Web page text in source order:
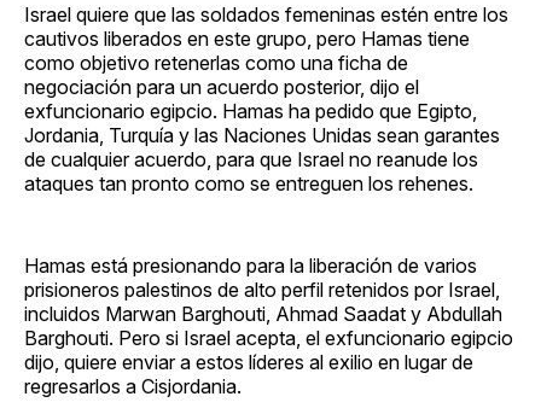
Israel quiere que las soldados femeninas estén entre los
cautivos liberados en este grupo, pero Hamas tiene
como objetivo retenerlas como una ficha de
negociación para un acuerdo posterior, dijo el
exfuncionario egipcio. Hamas ha pedido que Egipto,
Jordania, Turquía y las Naciones Unidas sean garantes
de cualquier acuerdo, para que Israel no reanude los
ataques tan pronto como se entreguen los rehenes.
Hamas está presionando para la liberación de varios
prisioneros palestinos de alto perfil retenidos por Israel,
incluidos Marwan Barghouti, Ahmad Saadat y Abdullah
Barghouti. Pero si Israel acepta, el exfuncionario egipcio
dijo, quiere enviar a estos líderes al exilio en lugar de
regresarlos a Cisjordania.